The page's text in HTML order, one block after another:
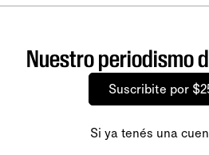
Nuestro periodismo
Suscribite por
Si ya tenés una